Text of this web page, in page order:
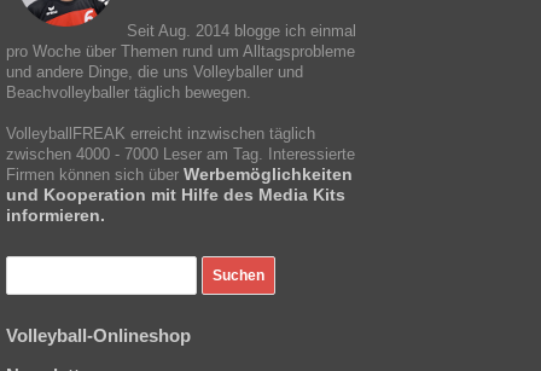
Seit Aug. 2014 blogge ich einmal
pro Woche über Themen rund um Alltagsprobleme
und andere Dinge, die uns Volleyballer und
Beachvolleyballer täglich bewegen.
VolleyballFREAK erreicht inzwischen täglich
zwischen 4000 - 7000 Leser am Tag. Interessierte
Firmen können sich über Werbemöglichkeiten
und Kooperation mit Hilfe des Media Kits
informieren.
Volleyball-Onlineshop